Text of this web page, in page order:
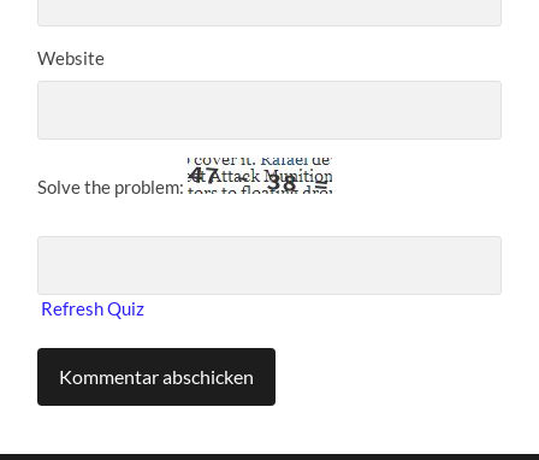
Website
Solve the problem:
Refresh Quiz